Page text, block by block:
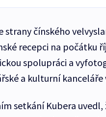
strany čínského
recepci na počátku
spolupráci a
a kulturní kanceláře
setkání Kubera uvedl,